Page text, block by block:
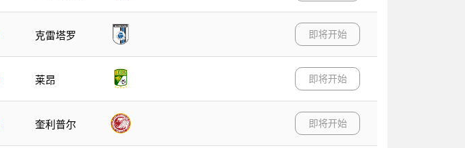
克雷塔罗 即将开始
莱昂 即将开始
奎利普尔 即将开始